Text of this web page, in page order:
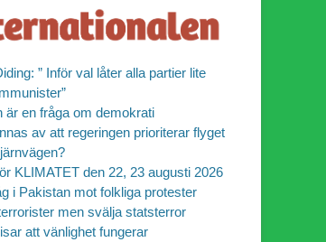
” Inför val låter alla partier lite
är en fråga om demokrati
av att regeringen prioriterar flyget
KLIMATET den 22, 23 augusti 2026
i Pakistan mot folkliga protester
men svälja statsterror
att vänlighet fungerar